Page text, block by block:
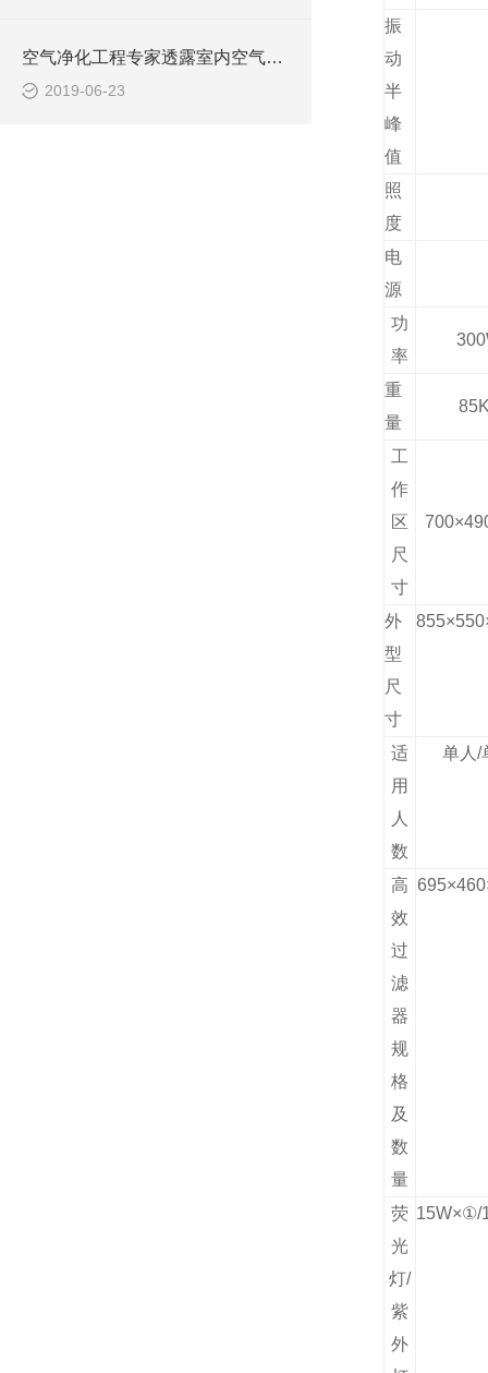
空气净化工程专家透露室内空气污染的几大因素
2019-06-23
振
动
半
峰
值
照
度
电
源
功
率
重
量
工
作
区
尺
寸
700
外
型
尺
寸
855×550
适
用
人
数
单人/
高
效
过
滤
器
规
格
及
数
量
695×460
荧
光
灯/
紫
外
15W×①/